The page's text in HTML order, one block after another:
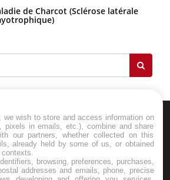
de Charcot (Sclérose latérale
avec chaque jour toute l'actualité
, we wish to store and access information on
pixels in emails, etc.), combine and share
our partners, whether collected on this
already held by some of us, or obtained
browsing, preferences, purchases,
addresses and emails, phone, precise